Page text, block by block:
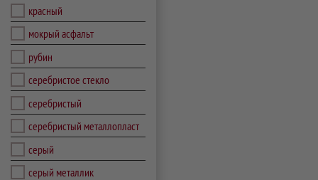
красный
мокрый асфальт
рубин
серебристое стекло
серебристый
серебристый металлопласт
серый
серый металлик